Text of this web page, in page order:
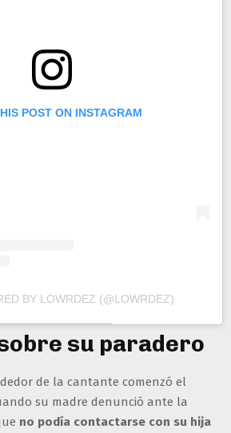
POST ON INSTAGRAM
BY LOWRDEZ (@LOWRDEZ)
su paradero
de la cantante comenzó el
su madre denunció ante la
no podía contactarse con su hija